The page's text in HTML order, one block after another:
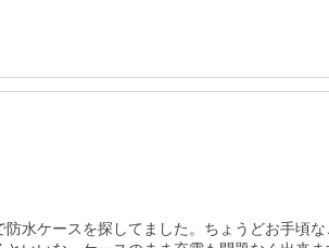
水ケースを探してました。ちょうどお手